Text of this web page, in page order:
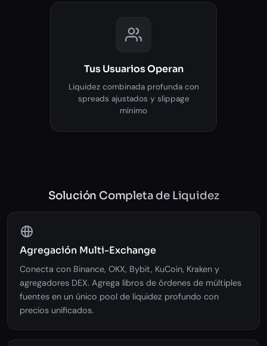
Tus Usuarios Operan
Liquidez combinada profunda con
spreads ajustados y slippage
mínimo
Solución Completa de Liquidez
Agregación Multi-Exchange
Conecta con Binance, OKX, Bybit, KuCoin, Kraken y
agregadores DEX. Agrega libros de órdenes de múltiples
fuentes en un único pool de liquidez profundo con
precios unificados.